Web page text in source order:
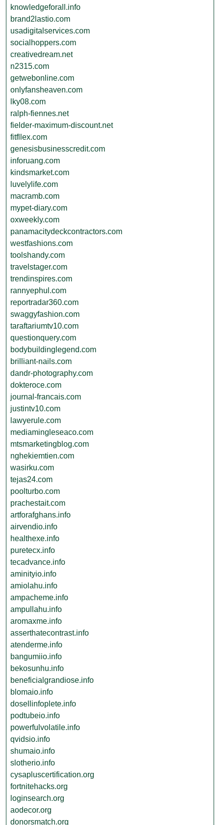
knowledgeforall.info
brand2lastio.com
usadigitalservices.com
socialhoppers.com
creativedream.net
n2315.com
getwebonline.com
onlyfansheaven.com
lky08.com
ralph-fiennes.net
fielder-maximum-discount.net
fitfllex.com
genesisbusinesscredit.com
inforuang.com
kindsmarket.com
luvelylife.com
macramb.com
mypet-diary.com
oxweekly.com
panamacitydeckcontractors.com
westfashions.com
toolshandy.com
travelstager.com
trendinspires.com
rannyephul.com
reportradar360.com
swaggyfashion.com
taraftariumtv10.com
questionquery.com
bodybuildinglegend.com
brilliant-nails.com
dandr-photography.com
dokteroce.com
journal-francais.com
justintv10.com
lawyerule.com
mediamingleseaco.com
mtsmarketingblog.com
nghekiemtien.com
wasirku.com
tejas24.com
poolturbo.com
prachestait.com
artforafghans.info
airvendio.info
healthexe.info
puretecx.info
tecadvance.info
aminityio.info
amiolahu.info
ampacheme.info
ampullahu.info
aromaxme.info
asserthatecontrast.info
atenderme.info
bangumiio.info
bekosunhu.info
beneficialgrandiose.info
blomaio.info
dosellinfoplete.info
podtubeio.info
powerfulvolatile.info
qvidsio.info
shumaio.info
slotherio.info
cysapluscertification.org
fortnitehacks.org
loginsearch.org
aodecor.org
donorsmatch.org